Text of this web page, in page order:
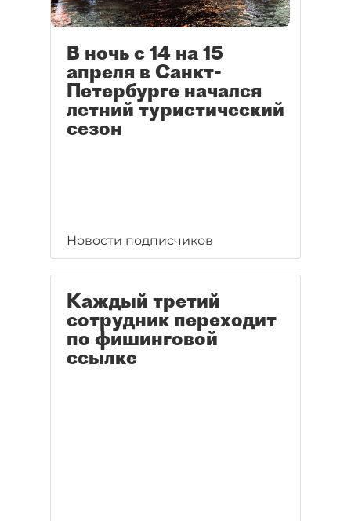
В ночь с 14 на 15
апреля в Санкт-
Петербурге начался
летний туристический
сезон
Новости подписчиков
Каждый третий
сотрудник переходит
по фишинговой
ссылке